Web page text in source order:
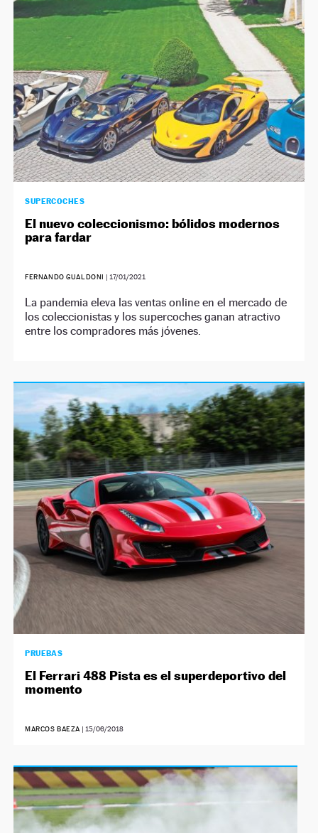
NEWSLETTER
SÍGUENOS
SUPERCOCHES
El nuevo coleccionismo: bólidos modernos
para fardar
FERNANDO GUALDONI | 17/01/2021
La pandemia eleva las ventas online en el mercado de
los coleccionistas y los supercoches ganan atractivo
entre los compradores más jóvenes.
PRUEBAS
El Ferrari 488 Pista es el superdeportivo del
momento
MARCOS BAEZA | 15/06/2018